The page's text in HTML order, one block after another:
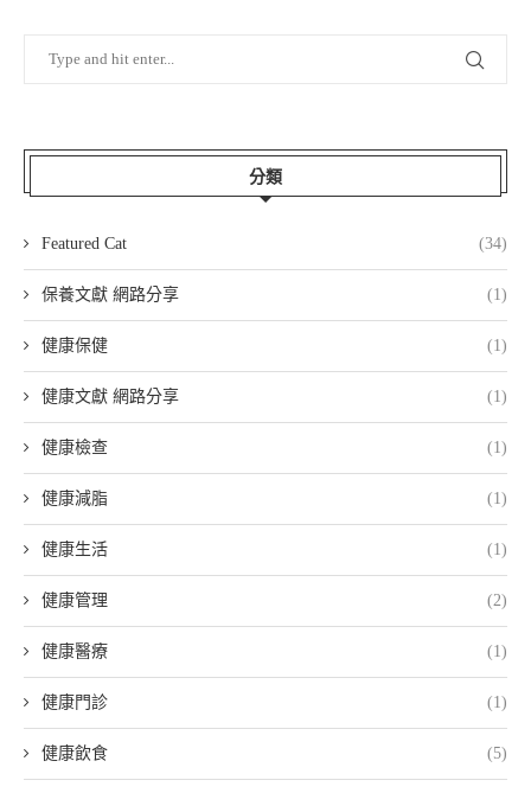
分類
Featured Cat (34)
保養文獻 網路分享 (1)
健康保健 (1)
健康文獻 網路分享 (1)
健康檢查 (1)
健康減脂 (1)
健康生活 (1)
健康管理 (2)
健康醫療 (1)
健康門診 (1)
健康飲食 (5)